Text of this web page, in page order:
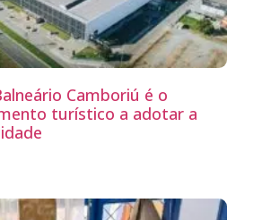
Camboriú é o
turístico a adotar a